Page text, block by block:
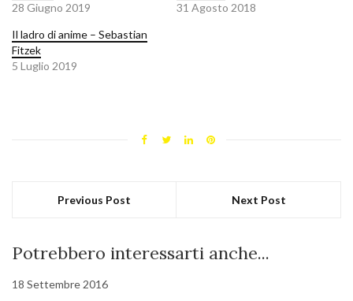
28 Giugno 2019
31 Agosto 2018
Il ladro di anime – Sebastian
Fitzek
5 Luglio 2019
Previous Post Next Post
Potrebbero interessarti anche...
18 Settembre 2016